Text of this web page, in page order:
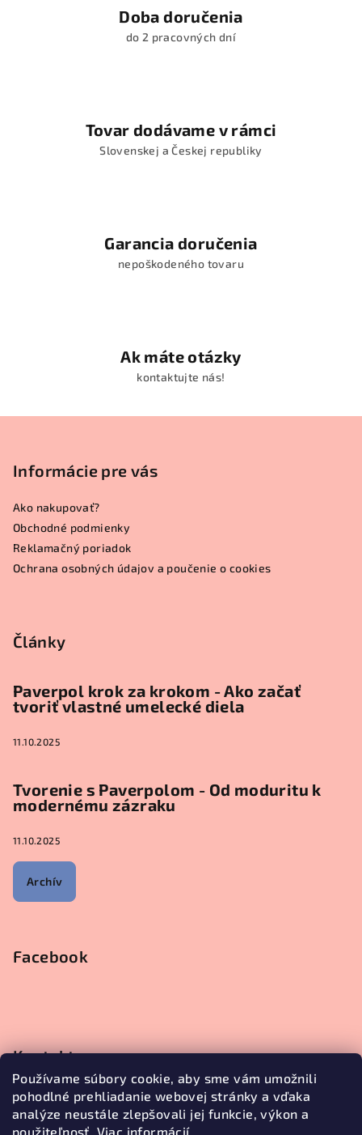
Používame súbory cookie, aby sme vám umožnili
pohodlné prehliadanie webovej stránky a vďaka
analýze neustále zlepšovali jej funkcie, výkon a
použiteľnosť. Viac informácií
e
p
v
ý
Doba doručenia
do 2 pracovných dní
Tovar dodávame v rámci
Slovenskej a Českej republiky
Garancia doručenia
nepoškodeného tovaru
Ak máte otázky
kontaktujte nás!
Informácie pre vás
Ako nakupovať?
Obchodné podmienky
Reklamačný poriadok
Ochrana osobných údajov a poučenie o cookies
Články
Paverpol krok za krokom - Ako začať
tvoriť vlastné umelecké diela
11.10.2025
Tvorenie s Paverpolom - Od moduritu k
modernému zázraku
11.10.2025
Archív
Facebook
Kontakt
objednavky@janetecreative.sk
+421905499957